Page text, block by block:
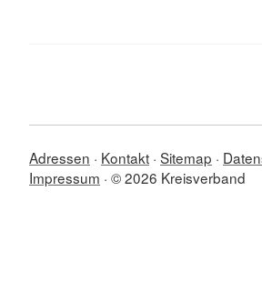
Adressen Kontakt Sitemap
Impressum © 2026 Kreisverband